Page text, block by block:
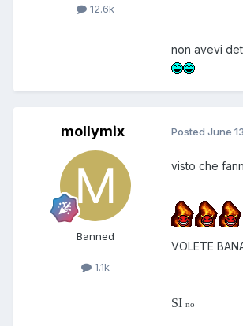
12.6k
non avevi
mollymix
Banned
1.1k
Posted June
visto che
VOLETE
SI no